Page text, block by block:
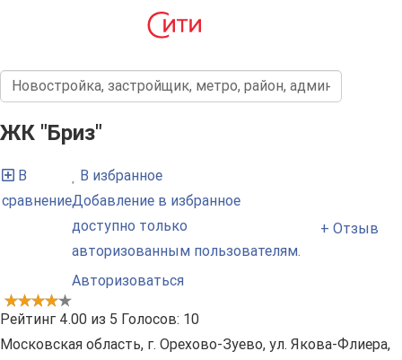
ЖК "Бриз"
В
сравнение
В избранное
Добавление в избранное
доступно только
авторизованным пользователям.
Авторизоваться
+ Отзыв
Рейтинг 4.00 из 5 Голосов: 10
Московская область, г. Орехово-Зуево, ул. Якова-Флиера,